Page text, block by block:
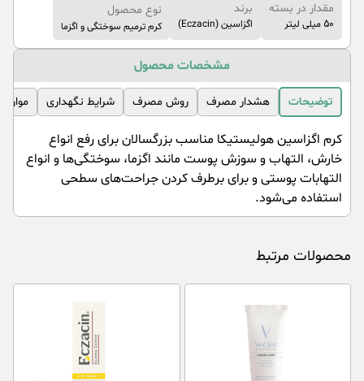
مقدار در بسته
50 میلی لیتر
برند
اگزاسین (Eczacin)
نوع محصول
کرم ترمیم سوختگی و اگزما
مشخصات محصول
توضیحات هشدار مصرف روش مصرف شرایط نگهداری
کرم اگزاسین هولیستیکا مناسب بزرگسالان برای رفع انواع
خارش، التهاب و سوزش پوست مانند اگزما، سوختگی‌ها و انواع
التهابات پوستی و برای برطرف کردن جراحت‌های سطحی
استفاده می‌شود.
محصولات مرتبط